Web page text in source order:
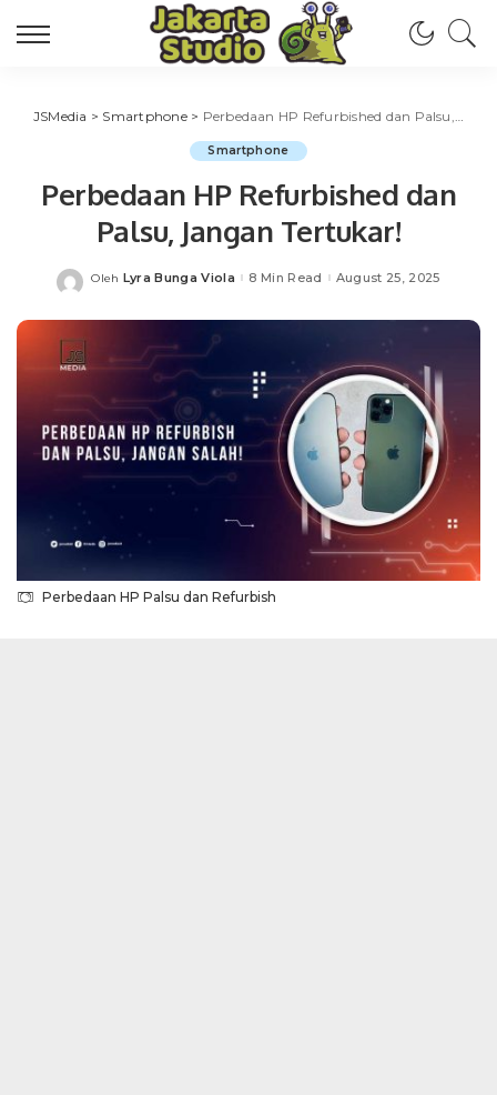
JSMedia > Smartphone> Perbedaan HP Refurbished dan Palsu, Jangan Tertukar!
Smartphone
Perbedaan HP Refurbished dan
Palsu, Jangan Tertukar!
Posted
Oleh Lyra Bunga Viola 8 Min Read August 25, 2025
Perbedaan HP Palsu dan Refurbish